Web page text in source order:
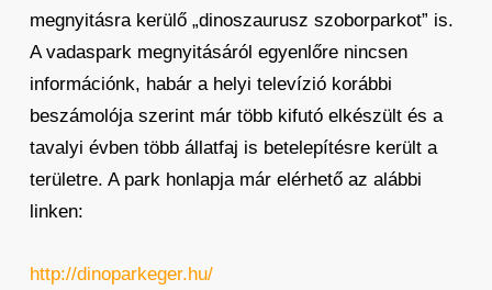
megnyitásra kerülő „dinoszaurusz szoborparkot” is.
A vadaspark megnyitásáról egyenlőre nincsen
információnk, habár a helyi televízió korábbi
beszámolója szerint már több kifutó elkészült és a
tavalyi évben több állatfaj is betelepítésre került a
területre. A park honlapja már elérhető az alábbi
linken:
http://dinoparkeger.hu/